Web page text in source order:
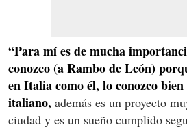
“Para mí es de mucha
conozco (a Rambo de León)
en Italia como él, lo conozco
italiano, además es un proyecto
ciudad y es un sueño cumplido